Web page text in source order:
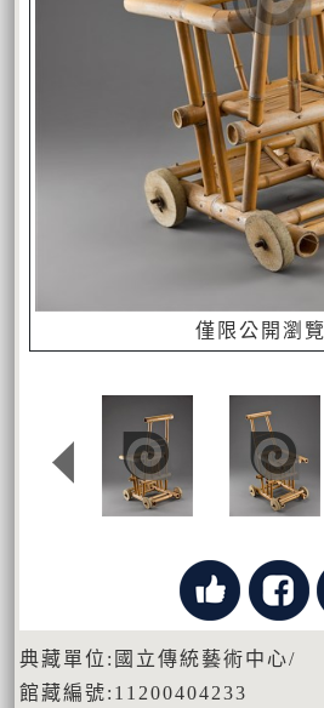
僅限公開瀏覽
典藏單位:國立傳統藝術中心/
館藏編號:11200404233